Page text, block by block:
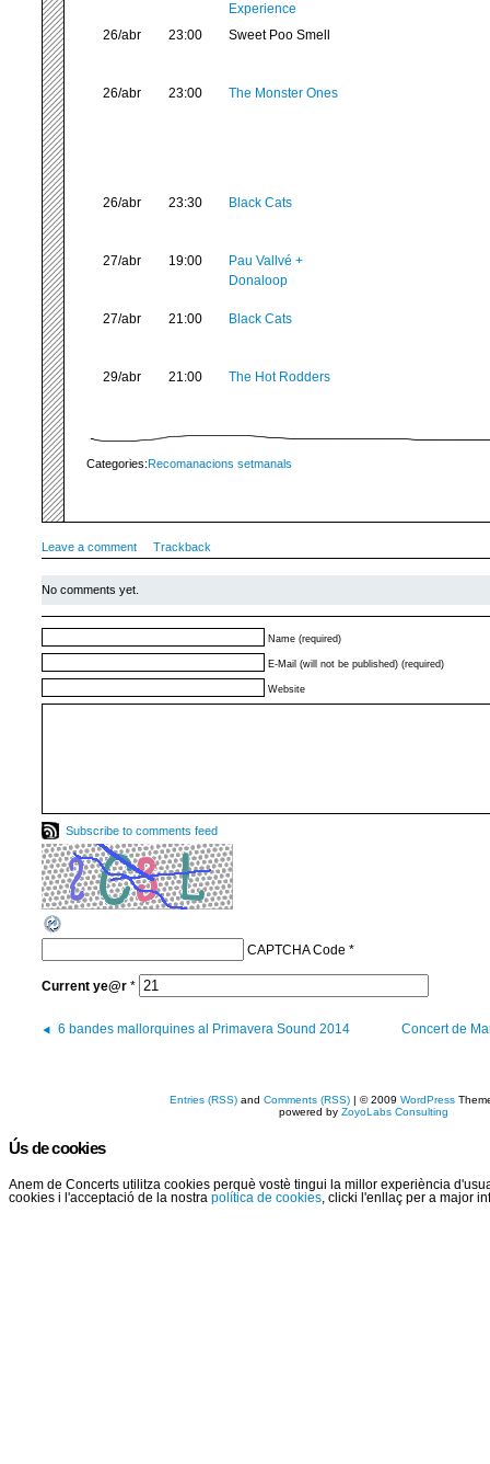
Experience
26/abr
23:00 Sweet Poo Smell
26/abr 23:00 The Monster Ones
26/abr 23:30 Black Cats
27/abr 19:00
Pau Vallvé +
Donaloop
27/abr 21:00 Black Cats
29/abr 21:00 The Hot Rodders
Categories:Recomanacions setmanals
Leave a comment Trackback
No comments yet.
Name (required)
E-Mail (will not be published) (required)
Website
Subscribe to comments feed
CAPTCHA Code *
Current ye@r *
6 bandes mallorquines al Primavera Sound 2014 Concert de
Entries (RSS) andComments (RSS) | © 2009WordPress
powered byZoyoLabs Consulting
Ús de cookies
Anem de Concerts utilitza cookies perquè vostè tingui la millor experiència
cookies i l'acceptació de la nostra política de cookies, clicki l'enllaç per a major